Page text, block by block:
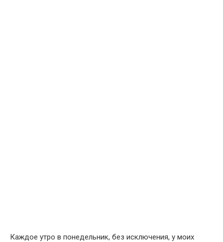
Каждое утро в понедельник, без исключения, у моих